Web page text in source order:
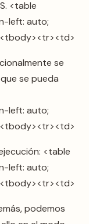
<table
left: auto;
se
se pueda
left: auto;
<table
left: auto;
podemos